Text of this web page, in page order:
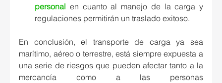
personal en cuanto al manejo de la carga y
regulaciones permitirán un traslado exitoso.
En conclusión, el transporte de carga ya sea
marítimo, aéreo o terrestre, está siempre expuesta a
una serie de riesgos que pueden afectar tanto a la
mercancía como a las personas